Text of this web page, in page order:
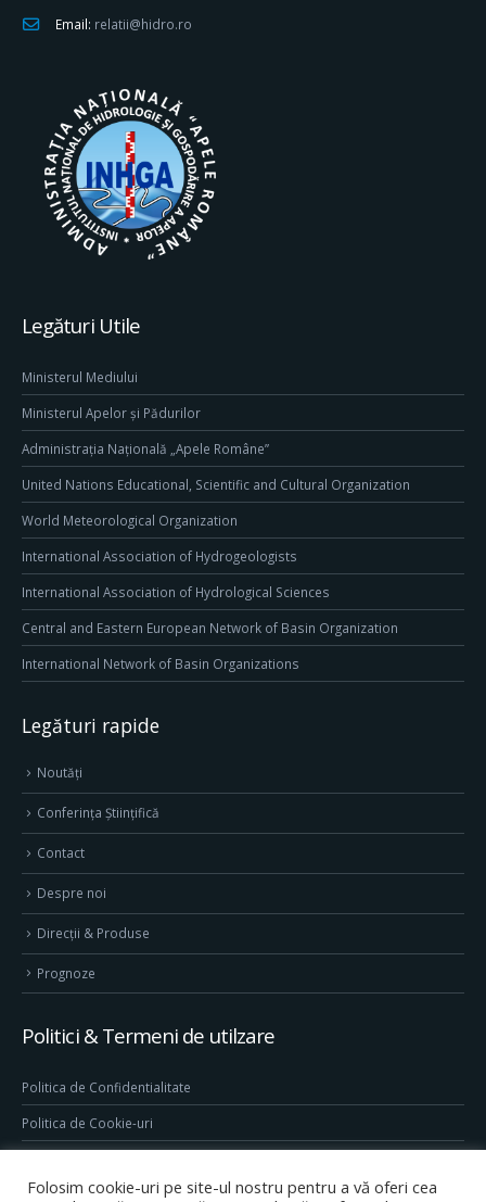
Email: relatii@hidro.ro
Legături Utile
Ministerul Mediului
Ministerul Apelor și Pădurilor
Administrația Națională „Apele Române”
United Nations Educational, Scientific and Cultural Organization
World Meteorological Organization
International Association of Hydrogeologists
International Association of Hydrological Sciences
Central and Eastern European Network of Basin Organization
International Network of Basin Organizations
Legături rapide
Noutăți
Conferința Științifică
Contact
Despre noi
Direcţii & Produse
Prognoze
Politici & Termeni de utilzare
Politica de Confidentialitate
Politica de Cookie-uri
Conditii generale de utilizare site
Folosim cookie-uri pe site-ul nostru pentru a vă oferi cea